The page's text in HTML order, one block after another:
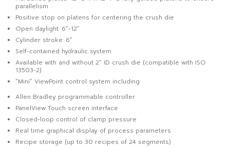
parallelism
Positive stop on platens for centering the crush die
Open daylight: 6”-12”
Cylinder stroke: 6”
Self-contained hydraulic system
Available with and without 2” ID crush die (compatible with ISO
13503-2)
“Mini” ViewPoint control system including:
Allen Bradley programmable controller
PanelView Touch screen interface
Closed-loop control of clamp pressure
Real time graphical display of process parameters
Recipe storage (up to 30 recipes of 24 segments)